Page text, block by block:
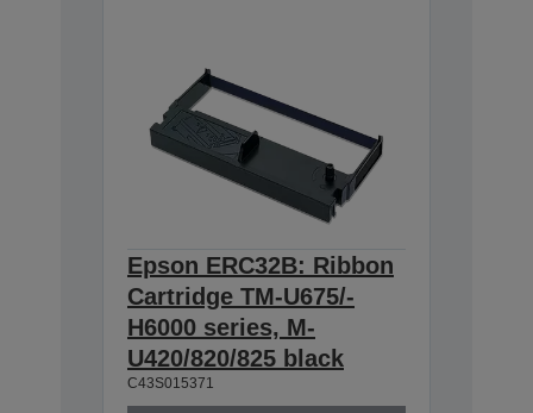
Epson ERC32B: Ribbon
Cartridge TM-U675/-
H6000 series, M-
U420/820/825 black
C43S015371